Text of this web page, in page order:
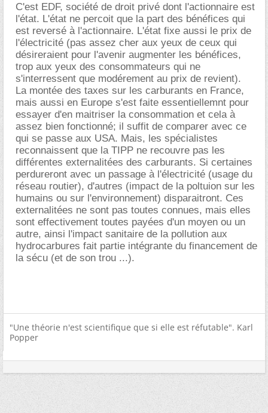
C'est EDF, société de droit privé dont l'actionnaire est
l'état. L'état ne percoit que la part des bénéfices qui
est reversé à l'actionnaire. L'état fixe aussi le prix de
l'électricité (pas assez cher aux yeux de ceux qui
désireraient pour l'avenir augmenter les bénéfices,
trop aux yeux des consommateurs qui ne
s'interressent que modérement au prix de revient).
La montée des taxes sur les carburants en France,
mais aussi en Europe s'est faite essentiellemnt pour
essayer d'en maitriser la consommation et cela à
assez bien fonctionné; il suffit de comparer avec ce
qui se passe aux USA. Mais, les spécialistes
reconnaissent que la TIPP ne recouvre pas les
différentes externalitées des carburants. Si certaines
perdureront avec un passage à l'électricité (usage du
réseau routier), d'autres (impact de la poltuion sur les
humains ou sur l'environnement) disparaitront. Ces
externalitées ne sont pas toutes connues, mais elles
sont effectivement toutes payées d'un moyen ou un
autre, ainsi l'impact sanitaire de la pollution aux
hydrocarbures fait partie intégrante du financement de
la sécu (et de son trou ...).
"Une théorie n'est scientifique que si elle est réfutable". Karl
Popper